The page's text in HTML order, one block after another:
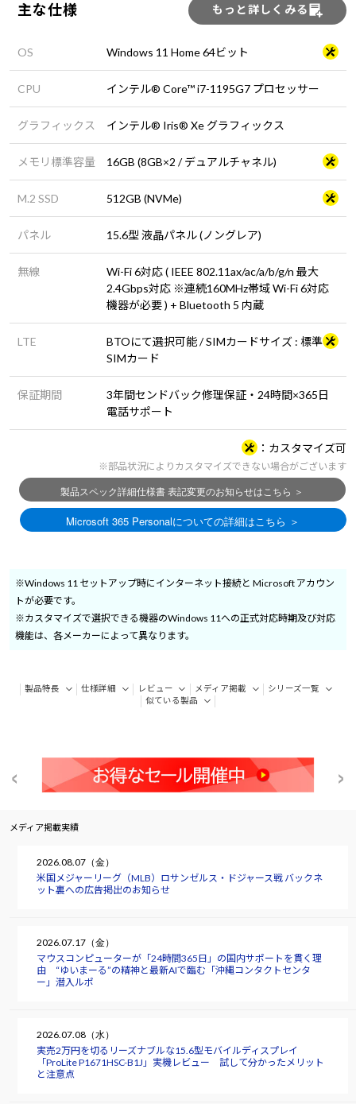
主な仕様 もっと詳しくみる
OS Windows 11 Home 64ビット
CPU インテル® Core™ i7-1195G7 プロセッサー
グラフィックス インテル® Iris® Xe グラフィックス
メモリ標準容量 16GB (8GB×2 / デュアルチャネル)
M.2 SSD 512GB (NVMe)
パネル 15.6型 液晶パネル (ノングレア)
無線
Wi-Fi 6対応 ( IEEE 802.11ax/ac/a/b/g/n 最大
2.4Gbps対応 ※連続160MHz帯域 Wi-Fi 6対応
機器が必要 ) + Bluetooth 5 内蔵
LTE
BTOにて選択可能 / SIMカードサイズ : 標準
SIMカード
保証期間
3年間センドバック修理保証・24時間×365日
電話サポート
カスタマイズ可
※部品状況によりカスタマイズできない場合がございます
※Windows 11 セットアップ時にインターネット接続と Microsoft アカウン
トが必要です。
※カスタマイズで選択できる機器のWindows 11への正式対応時期及び対応
機能は、各メーカーによって異なります。
製品特長 仕様詳細 レビュー メディア掲載
シリーズ一覧
似ている製品
メディア掲載実績
2026.08.07（金）
米国メジャーリーグ（MLB）ロサンゼルス・ドジャース戦 バックネ
ット裏への広告掲出のお知らせ
2026.07.17（金）
マウスコンピューターが「24時間365日」の国内サポートを貫く理
由 “ゆいまーる”の精神と最新AIで臨む「沖縄コンタクトセンタ
ー」潜入ルポ
2026.07.08（水）
実売2万円を切るリーズナブルな15.6型モバイルディスプレイ
「ProLite P1671HSC-B1J」実機レビュー 試して分かったメリット
と注意点